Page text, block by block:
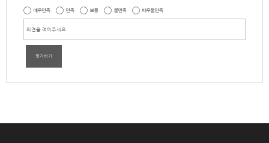
매우만족 만족 보통 불만족 매우불만족
평가하기